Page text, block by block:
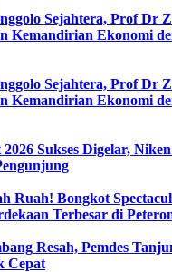
Sejahtera, Prof Dr
Ekonomi
Sejahtera, Prof Dr
Ekonomi
Sukses Digelar,
Ruah! Bongkot
Terbesar di
Resah, Pemdes
Cepat